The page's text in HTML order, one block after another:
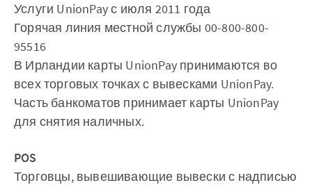
Услуги UnionPay с июля 2011 года
Горячая линия местной службы 00-800-800-
95516
В Ирландии карты UnionPay принимаются во
всех торговых точках с вывесками UnionPay.
Часть банкоматов принимает карты UnionPay
для снятия наличных.
POS
Торговцы, вывешивающие вывески с надписью